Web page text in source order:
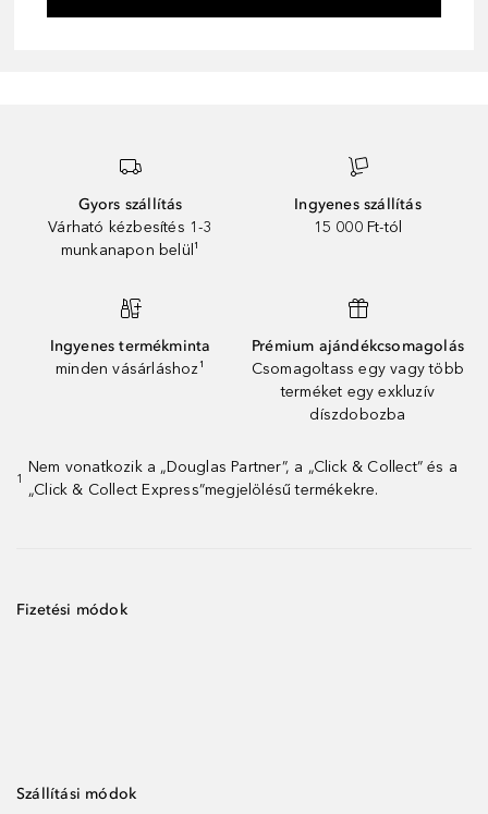
Gyors szállítás
Várható kézbesítés 1-3
munkanapon belül¹
Ingyenes szállítás
15 000 Ft-tól
Ingyenes termékminta
minden vásárláshoz¹
Prémium ajándékcsomagolás
Csomagoltass egy vagy több
terméket egy exkluzív
díszdobozba
1
Nem vonatkozik a „Douglas Partner”, a „Click & Collect” és a
„Click & Collect Express”megjelölésű termékekre.
Fizetési módok
Szállítási módok